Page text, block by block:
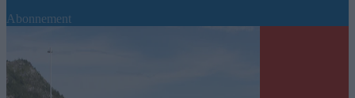
Abonnement